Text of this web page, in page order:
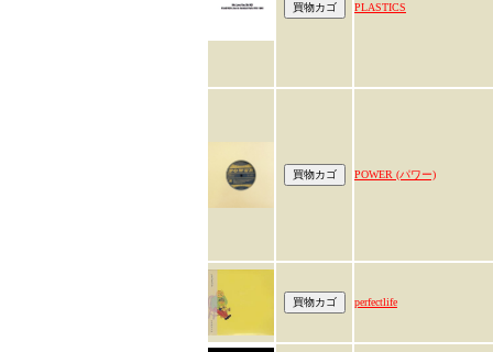
PLASTICS
POWER (パワー)
perfectlife